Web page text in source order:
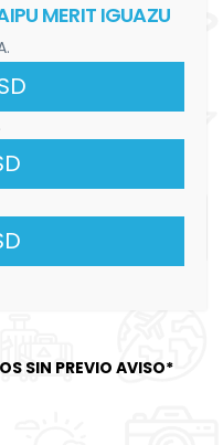
MERIT IGUAZU
SIN PREVIO AVISO*